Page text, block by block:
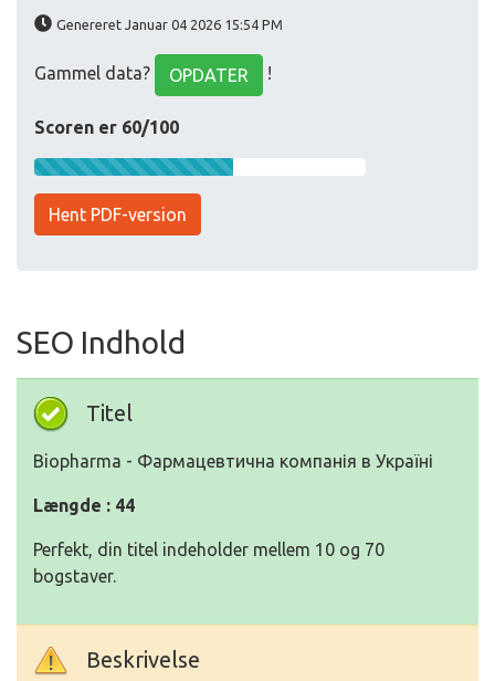
Genereret Januar 04 2026 15:54 PM
Gammel data? OPDATER !
Scoren er 60/100
Hent PDF-version
SEO Indhold
Titel
Biopharma - Фармацевтична компанія в Україні
Længde : 44
Perfekt, din titel indeholder mellem 10 og 70
bogstaver.
Beskrivelse